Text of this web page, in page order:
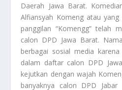
Daerah Jawa Barat.
Alfiansyah Komeng atau
panggilan “Komengg” telah
calon DPD Jawa Barat.
berbagai sosial media
dalam daftar calon DPD
kejutkan dengan wajah
banyaknya calon DPD